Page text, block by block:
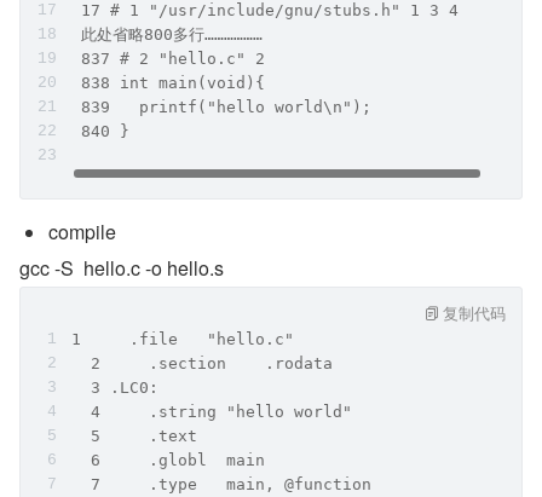
17 # 1 "/usr/include/gnu/stubs.h" 1 3 4
此处省略800多行………………
837 # 2 "hello.c" 2
838 int main(void){
839   printf("hello world\n");
840 }
compile
gcc -S  hello.c -o hello.s
1     .file   "hello.c"
  2     .section    .rodata
  3 .LC0:
  4     .string "hello world"
  5     .text
  6     .globl  main
  7     .type   main, @function
复制代码